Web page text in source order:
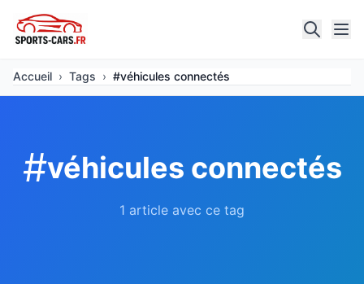
Accueil › Tags › #véhicules connectés
#véhicules connectés
1 article avec ce tag